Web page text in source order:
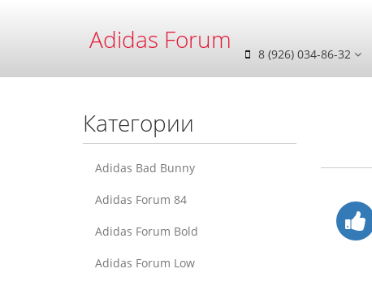
Adidas Forum 8 (926) 034-86-32
Категории
Adidas Bad Bunny
Adidas Forum 84
Adidas Forum Bold
Adidas Forum Low